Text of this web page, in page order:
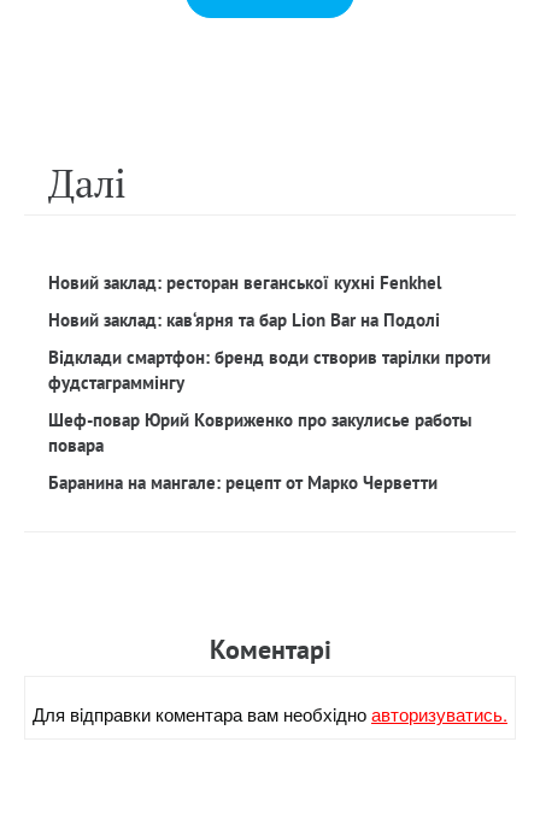
Далi
Новий заклад: ресторан веганської кухні Fenkhel
Новий заклад: кав‘ярня та бар Lion Bar на Подолі
Відклади смартфон: бренд води створив тарілки проти
фудстаграммінгу
Шеф-повар Юрий Ковриженко про закулисье работы
повара
Баранина на мангале: рецепт от Марко Черветти
Коментарi
Для вiдправки коментара вам необхiдноавторизуватись.